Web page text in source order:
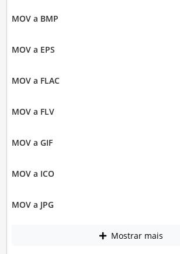
MOV a BMP
MOV a EPS
MOV a FLAC
MOV a FLV
MOV a GIF
MOV a ICO
MOV a JPG
Mostrar mais